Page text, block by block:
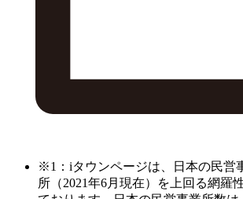
※1：iタウンページは、日本の民営
所（2021年6月現在）を上回る網羅